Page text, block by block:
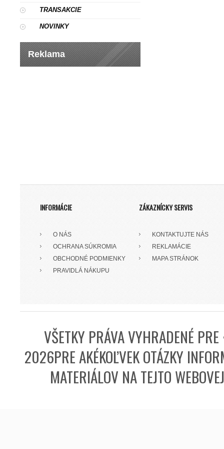
TRANSAKCIE
NOVINKY
Reklama
INFORMÁCIE
O NÁS
OCHRANA SÚKROMIA
OBCHODNÉ PODMIENKY
PRAVIDLÁ NÁKUPU
ZÁKAZNÍCKY SERVIS
KONTAKTUJTE NÁS
REKLAMÁCIE
MAPA STRÁNOK
VŠETKY PRÁVA VYHRADENÉ
2026PRE AKÉKOĽVEK OTÁZKY
MATERIÁLOV NA TEJTO